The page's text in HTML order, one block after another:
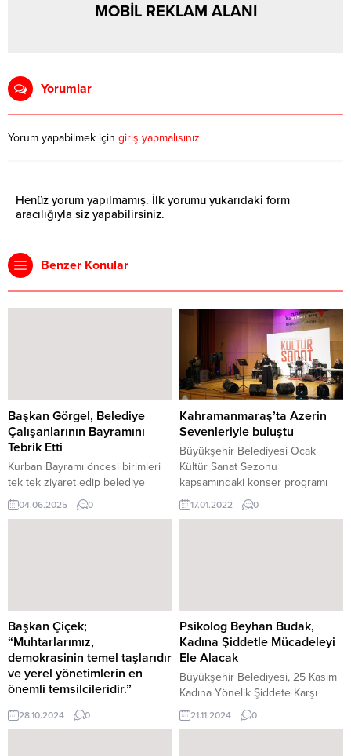
MOBİL REKLAM ALANI
Yorumlar
Yorum yapabilmek için giriş yapmalısınız.
Henüz yorum yapılmamış. İlk yorumu yukarıdaki form
aracılığıyla siz yapabilirsiniz.
Benzer Konular
Başkan Görgel, Belediye
Çalışanlarının Bayramını
Tebrik Etti
Kurban Bayramı öncesi birimleri
tek tek ziyaret edip belediye
personellerinin bayramını tebrik
eden Başkan Görgel, “Tüm
Belediye Başkanı Fırat Görgel,
Kurban Bayramı öncesi belediye
personelleriyle bir araya gelerek
bayramlarını kutladı. Genel
Sekreter...
04.06.2025 0
Kahramanmaraş’ta Azerin
Sevenleriyle buluştu
Büyükşehir Belediyesi Ocak
Kültür Sanat Sezonu
kapsamındaki konser programı
sonrası konuşan ünlü sanatçı
Azerin, “İstiklal Madalyalı şehirde
Büyükşehir Belediyesi tarafından
düzenlenen Ocak Kültür Sanat
Sezonu’nda birbirinden ünlü
isimler sanatseverlerle buluşmayı
sürdürüyor....
17.01.2022 0
Başkan Çiçek;
“Muhtarlarımız,
demokrasinin temel taşlarıdır
ve yerel yönetimlerin en
önemli temsilcileridir.”
Kahramanmaraş’ta faaliyet
gösteren önemli iş insanlarından
28.10.2024 0
Psikolog Beyhan Budak,
Kadına Şiddetle Mücadeleyi
Ele Alacak
Büyükşehir Belediyesi, 25 Kasım
Kadına Yönelik Şiddete Karşı
Uluslararası Mücadele Günü’nde
Psikolog Beyhan Budak’ın
21.11.2024 0